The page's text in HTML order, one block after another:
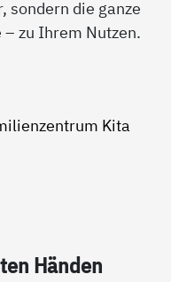
sondern die ganze
zu Ihrem Nutzen.
Hän­den